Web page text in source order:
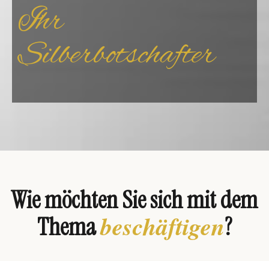
Ihr
Silberbotschafter
Wie möchten Sie sich mit dem
Themabeschäftigen?